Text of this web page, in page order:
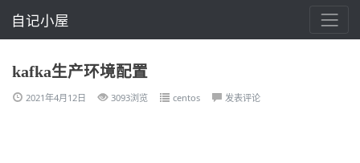
自记小屋
kafka生产环境配置
2021年4月12日 3093浏览 centos 发表评论